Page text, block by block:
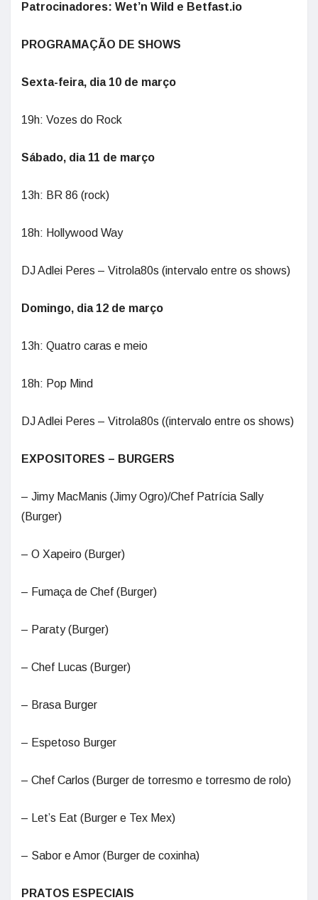
Patrocinadores: Wet’n Wild e Betfast.io
PROGRAMAÇÃO DE SHOWS
Sexta-feira, dia 10 de março
19h: Vozes do Rock
Sábado, dia 11 de março
13h: BR 86 (rock)
18h: Hollywood Way
DJ Adlei Peres – Vitrola80s (intervalo entre os shows)
Domingo, dia 12 de março
13h: Quatro caras e meio
18h: Pop Mind
DJ Adlei Peres – Vitrola80s ((intervalo entre os shows)
EXPOSITORES – BURGERS
– Jimy MacManis (Jimy Ogro)/Chef Patrícia Sally
(Burger)
– O Xapeiro (Burger)
– Fumaça de Chef (Burger)
– Paraty (Burger)
– Chef Lucas (Burger)
– Brasa Burger
– Espetoso Burger
– Chef Carlos (Burger de torresmo e torresmo de rolo)
– Let’s Eat (Burger e Tex Mex)
– Sabor e Amor (Burger de coxinha)
PRATOS ESPECIAIS